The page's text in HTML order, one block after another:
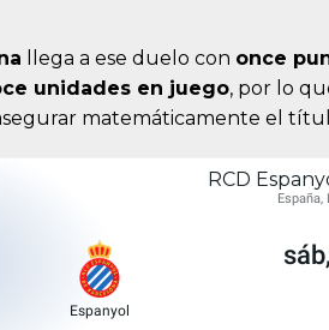
llega a ese duelo con once
unidades en juego, por lo
matemáticamente el
RCD
España,
Espanyol